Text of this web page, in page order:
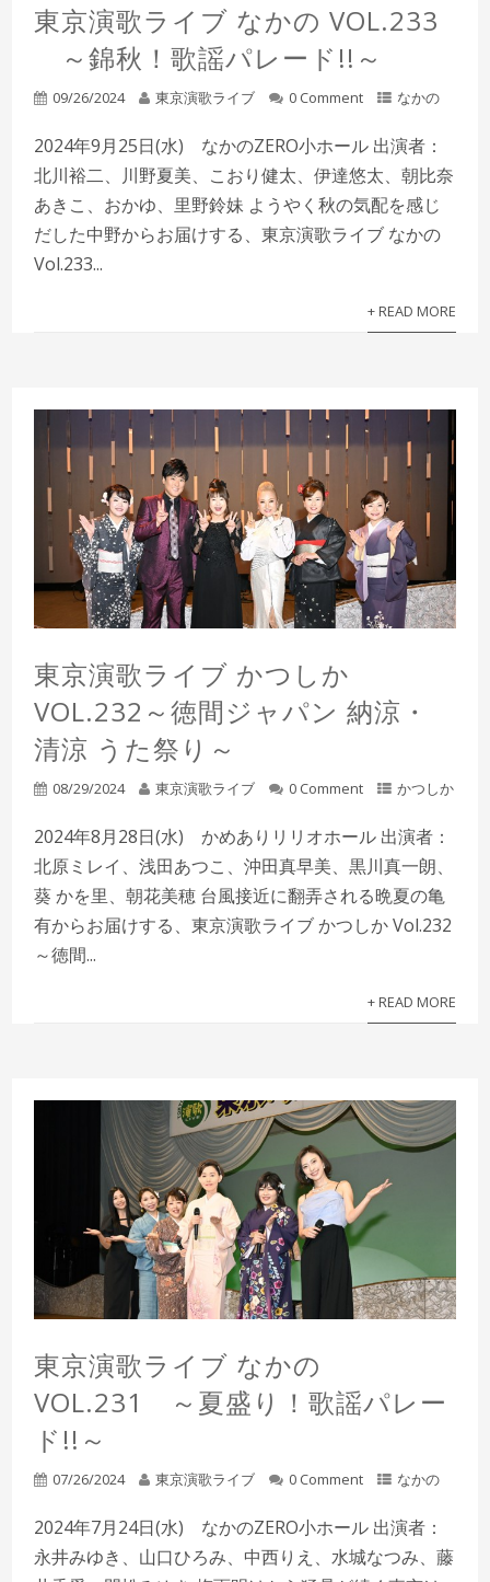
東京演歌ライブ なかの VOL.233
～錦秋！歌謡パレード!!～
09/26/2024 東京演歌ライブ 0 Comment なかの
2024年9月25日(水) なかのZERO小ホール 出演者：
北川裕二、川野夏美、こおり健太、伊達悠太、朝比奈
あきこ、おかゆ、里野鈴妹 ようやく秋の気配を感じ
だした中野からお届けする、東京演歌ライブ なかの
Vol.233...
+ READ MORE
東京演歌ライブ かつしか
VOL.232～徳間ジャパン 納涼・
清涼 うた祭り～
08/29/2024 東京演歌ライブ 0 Comment かつしか
2024年8月28日(水) かめありリリオホール 出演者：
北原ミレイ、浅田あつこ、沖田真早美、黒川真一朗、
葵 かを里、朝花美穂 台風接近に翻弄される晩夏の亀
有からお届けする、東京演歌ライブ かつしか Vol.232
～徳間...
+ READ MORE
東京演歌ライブ なかの
VOL.231 ～夏盛り！歌謡パレー
ド!!～
07/26/2024 東京演歌ライブ 0 Comment なかの
2024年7月24日(水) なかのZERO小ホール 出演者：
永井みゆき、山口ひろみ、中西りえ、水城なつみ、藤